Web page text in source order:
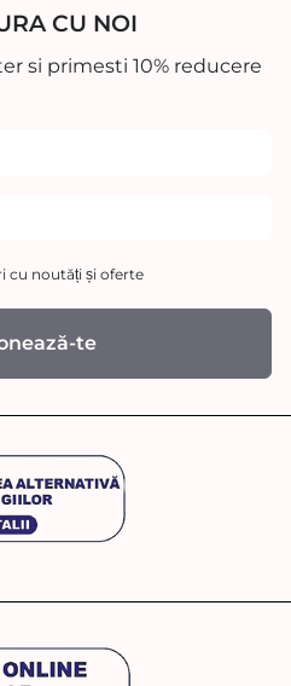
CU NOI
si primesti 10% reducere
cu noutăți și oferte
te